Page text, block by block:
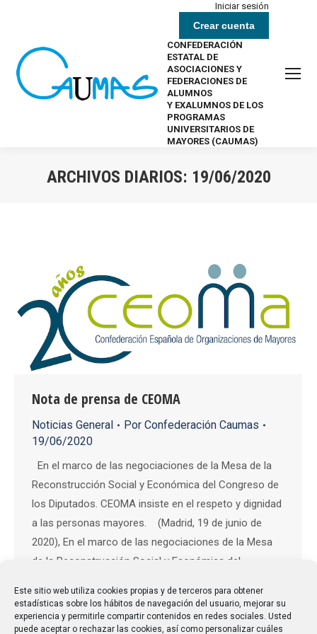
Este sitio web utiliza cookies propias y de terceros para obtener
estadísticas sobre los hábitos de navegación del usuario, mejorar su
experiencia y permitirle compartir contenidos en redes sociales. Usted
puede aceptar o rechazar las cookies, así como personalizar cuáles
Iniciar sesión
Crear cuenta
CONFEDERACIÓN
ESTATAL DE
ASOCIACIONES Y
FEDERACIONES DE
ALUMNOS
Y EXALUMNOS DE LOS
PROGRAMAS
UNIVERSITARIOS DE
MAYORES (CAUMAS)
ARCHIVOS DIARIOS: 19/06/2020
Nota de prensa de CEOMA
Noticias General Por Confederación Caumas
19/06/2020
En el marco de las negociaciones de la Mesa de la
Reconstrucción Social y Económica del Congreso de
los Diputados. CEOMA insiste en el respeto y dignidad
a las personas mayores. (Madrid, 19 de junio de
2020), En el marco de las negociaciones de la Mesa
de la Reconstrucción Social y Económica del…